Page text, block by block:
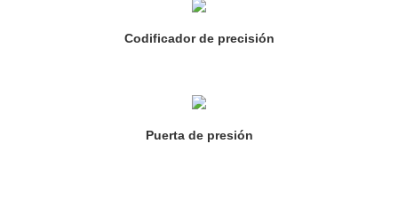
Codificador de precisión
Puerta de presión